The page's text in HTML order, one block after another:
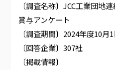
〔調査名称〕JCC工業団地
賞与アンケート
〔調査期間〕2024年度10月
〔回答企業〕307社
〔掲載情報〕